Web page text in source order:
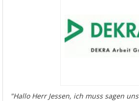
"Hallo Herr Jessen, ich muss sagen